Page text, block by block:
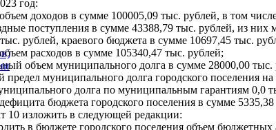
год:
доходов в сумме 100005,09 тыс. рублей, в том
поступления в сумме 43388,79 тыс. рублей, из
рублей, краевого бюджета в сумме 10697,45 тыс.
расходов в сумме 105340,47 тыс. рублей;
объем муниципального долга в сумме 28000,00 тыс.
предел муниципального долга городского поселения
долга по муниципальным гарантиям 0,0
бюджета городского поселения в сумме
10 изложить в следующей редакции:
в бюджете городского поселения объем